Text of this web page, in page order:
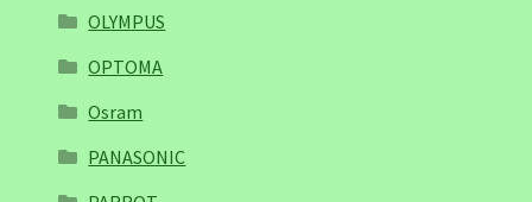
OLYMPUS
OPTOMA
Osram
PANASONIC